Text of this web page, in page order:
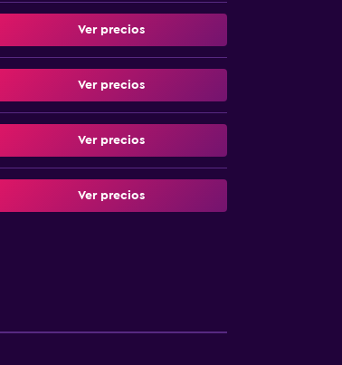
Ver precios
Ver precios
Ver precios
Ver precios